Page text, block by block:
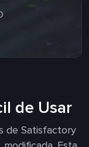
de Usar
de Satisfactory